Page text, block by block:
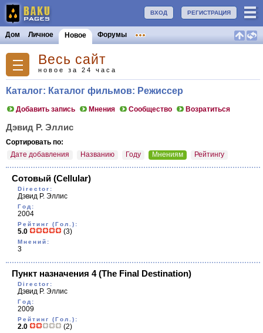
РЕГИСТРАЦИЯ
ВХОД
Дом Личное Новое Форумы
Весь сайт
новое за 24 часа
Каталог: Каталог фильмов: Режиссер
Добавить запись Мнения Сообщество Возратиться
Дэвид Р. Эллис
Сортировать по:
Дате добавления
Названию Году Мнениям Рейтингу
Сотовый (Cellular)
Director:
Дэвид Р. Эллис
Год:
2004
Рейтинг (Гол.):
5.0 (3)
Мнений:
3
Пункт назначения 4(The Final Destination)
Director:
Дэвид Р. Эллис
Год:
2009
Рейтинг (Гол.):
2.0 (2)